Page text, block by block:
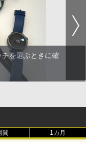
を選ぶときに確
間 1カ月